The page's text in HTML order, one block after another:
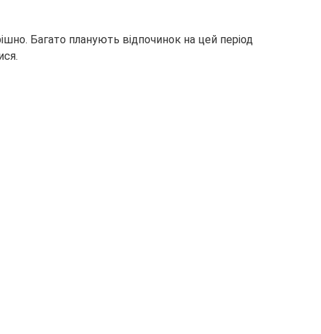
Багато планують відпочинок на цей період